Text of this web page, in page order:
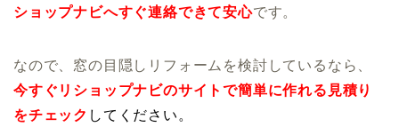
ショップナビへすぐ連絡できて安心です。
なので、窓の目隠しリフォームを検討しているなら、
今すぐリショップナビのサイトで簡単に作れる見積り
をチェック してください。